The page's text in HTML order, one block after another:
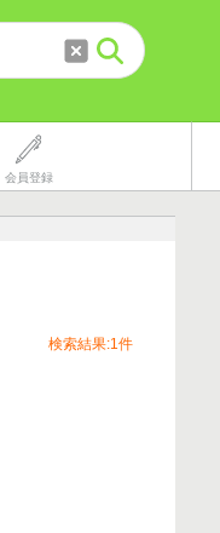
会員登録
検索結果:1件